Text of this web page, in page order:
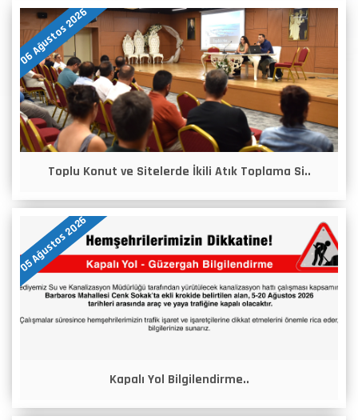
06 Ağustos 2026
Toplu Konut ve Sitelerde İkili Atık Toplama Si..
05 Ağustos 2026
Kapalı Yol Bilgilendirme..